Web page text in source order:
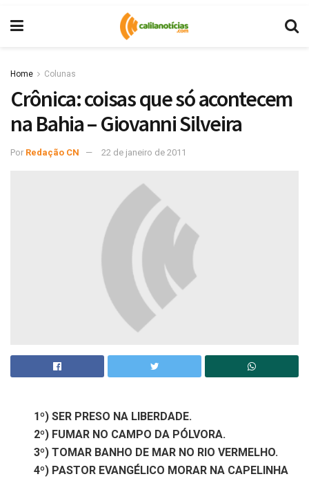
Home Colunas
Crônica: coisas que só acontecem
na Bahia – Giovanni Silveira
Por Redação CN 22 de janeiro de 2011
1º) SER PRESO NA LIBERDADE.
2º) FUMAR NO CAMPO DA PÓLVORA.
3º) TOMAR BANHO DE MAR NO RIO VERMELHO.
4º) PASTOR EVANGÉLICO MORAR NA CAPELINHA